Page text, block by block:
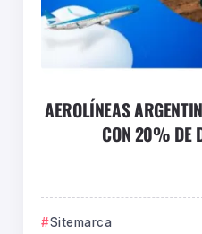
AEROLÍNEAS
CON 20% DE
Sitemarca